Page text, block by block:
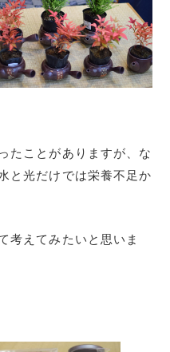
たことがありますが、な
と光だけでは栄養不足か
考えてみたいと思いま